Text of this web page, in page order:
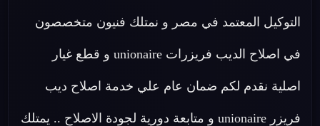
التوكيل المعتمد في مصر و نمتلك فنيون متخصصون
في اصلاح الديب فريزرات unionaire و قطع غيار
اصلية نقدم لكم ضمان عام علي خدمة اصلاح ديب
فريزر unionaire و متابعة دورية لجودة الاصلاح .. يمتلك